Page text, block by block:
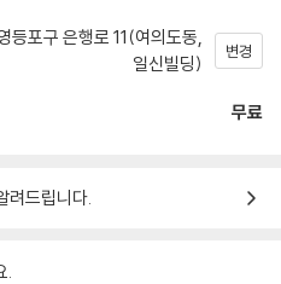
등포구 은행로 11(여의도동,
일신빌딩)
변경
무료
려드립니다.
.